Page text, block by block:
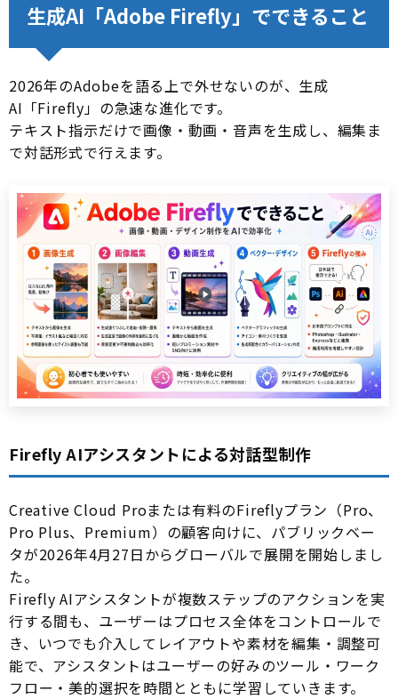
生成AI「Adobe Firefly」でできること
2026年のAdobeを語る上で外せないのが、生成
AI「Firefly」の急速な進化です。
テキスト指示だけで画像・動画・音声を生成し、編集ま
で対話形式で行えます。
Firefly AIアシスタントによる対話型制作
Creative Cloud Proまたは有料のFireflyプラン（Pro、
Pro Plus、Premium）の顧客向けに、パブリックベー
タが2026年4月27日からグローバルで展開を開始しまし
た。
Firefly AIアシスタントが複数ステップのアクションを実
行する間も、ユーザーはプロセス全体をコントロールで
き、いつでも介入してレイアウトや素材を編集・調整可
能で、アシスタントはユーザーの好みのツール・ワーク
フロー・美的選択を時間とともに学習していきます。